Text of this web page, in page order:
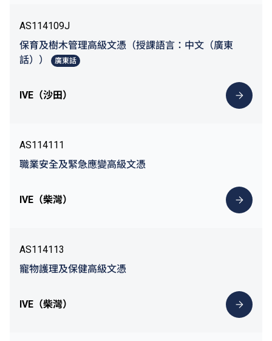
AS114109J
保育及樹木管理高級文憑（授課語言：中文（廣東
話））
廣東話
IVE（沙田）
AS114111
職業安全及緊急應變高級文憑
IVE（柴灣）
AS114113
寵物護理及保健高級文憑
IVE（柴灣）